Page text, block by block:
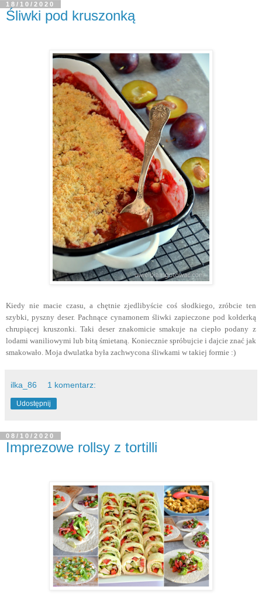
18/10/2020
Śliwki pod kruszonką
Kiedy nie macie czasu, a chętnie zjedlibyście coś słodkiego, zróbcie ten
szybki, pyszny deser. Pachnące cynamonem śliwki zapieczone pod kołderką
chrupiącej kruszonki. Taki deser znakomicie smakuje na ciepło podany z
lodami waniliowymi lub bitą śmietaną. Koniecznie spróbujcie i dajcie znać jak
smakowało. Moja dwulatka była zachwycona śliwkami w takiej formie :)
ilka_86 1 komentarz:
Udostępnij
08/10/2020
Imprezowe rollsy z tortilli